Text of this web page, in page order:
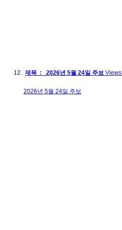
제목 : 2026년 5월 24일 주보 Views
2026년 5월 24일 주보